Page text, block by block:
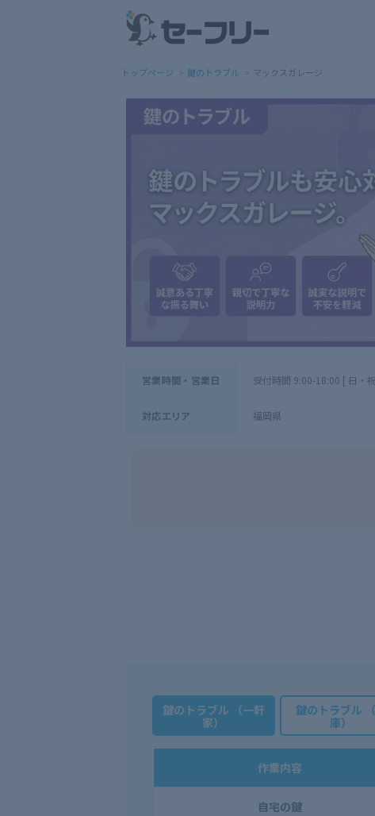
トップページ 鍵のトラブル マックスガレージ
営業時間・営業日 受付時間 9:00-18:00 [ 日・
対応エリア 福岡県
鍵のトラブル （一軒
家）
鍵のトラブル
庫）
作業内容
自宅の鍵